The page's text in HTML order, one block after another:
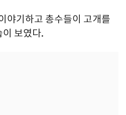
야기하고 총수들이 고개를
보였다.